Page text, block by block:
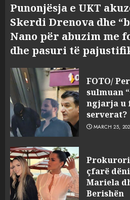
Punonjësja e UKT
Skerdi Drenova dhe
Nano për abuzim me
dhe pasuri të
FOTO/
sulmuan
ngjarja u
serverat?
MARCH 25,
çfarë
Mariela
Berishën